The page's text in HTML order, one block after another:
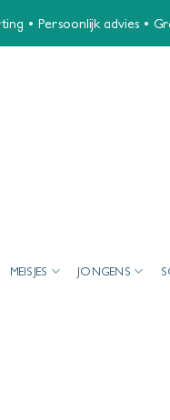
• Persoonlijk advies •
MEISJES JONGENS